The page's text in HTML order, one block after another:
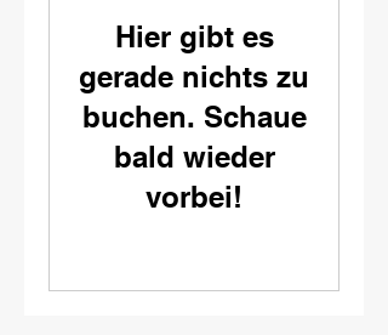
Hier gibt es
gerade nichts zu
buchen. Schaue
bald wieder
vorbei!